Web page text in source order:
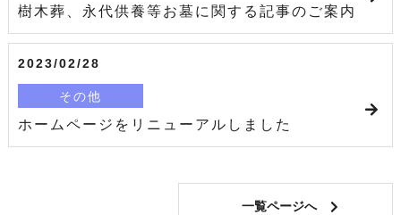
樹木葬、永代供養等お墓に関する記事のご案内
2023/02/28
その他
ホームページをリニューアルしました
一覧ページへ